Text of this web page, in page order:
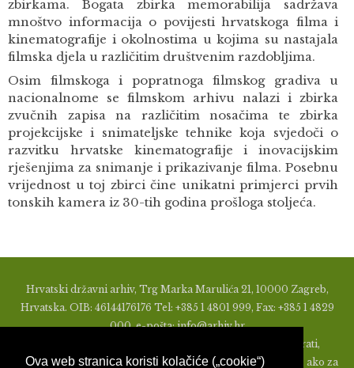
Ova web stranica koristi kolačiće („cookie“)
zbirkama. Bogata zbirka memorabilija sadržava
mnoštvo informacija o povijesti hrvatskoga filma i
kinematografije i okolnostima u kojima su nastajala
filmska djela u različitim društvenim razdobljima.
Osim filmskoga i popratnoga filmskog gradiva u
nacionalnome se filmskom arhivu nalazi i zbirka
zvučnih zapisa na različitim nosačima te zbirka
projekcijske i snimateljske tehnike koja svjedoči o
razvitku hrvatske kinematografije i inovacijskim
rješenjima za snimanje i prikazivanje filma. Posebnu
vrijednost u toj zbirci čine unikatni primjerci prvih
tonskih kamera iz 30-tih godina prošloga stoljeća.
Hrvatski državni arhiv, Trg Marka Marulića 21, 10000 Zagreb,
Hrvatska. OIB: 46144176176 Tel: +385 1 4801 999, Fax: +385 1 4829
000, e-pošta: info@arhiv.hr
Zabranjeno je u bilo kojem obliku objavljivati, distribuirati,
mijenjati ili na ikoji način koristiti materijale s ovih stranica, ako za